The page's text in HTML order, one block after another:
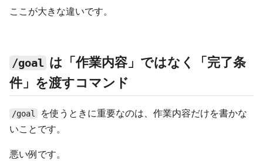
ここが大きな違いです。
/goal は「作業内容」ではなく「完了条
件」を渡すコマンド
/goal
を使うときに重要なのは、作業内容だけを書かな
いことです。
悪い例です。